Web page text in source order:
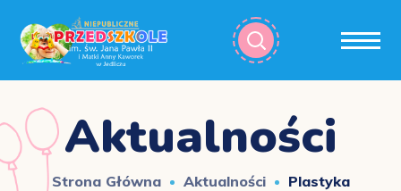
Aktualności
Strona Główna Aktualności
Plastyka